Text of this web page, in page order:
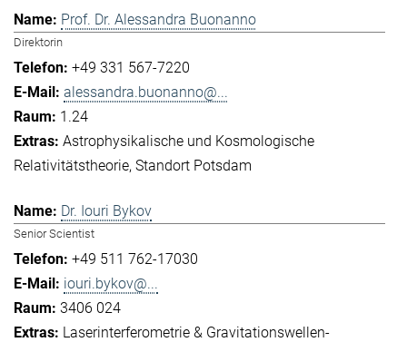
Prof. Dr. Alessandra Buonanno
Direktorin
+49 331 567-7220
alessandra.buonanno@...
1.24
Astrophysikalische und Kosmologische
Relativitätstheorie Standort Potsdam
Dr. Iouri Bykov
Senior Scientist
+49 511 762-17030
iouri.bykov@...
3406 024
Laserinterferometrie & Gravitationswellen-